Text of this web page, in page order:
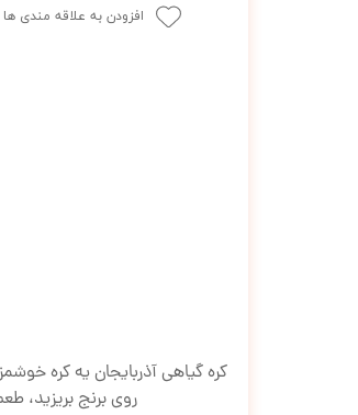
افزودن به علاقه مندی ها
روی برنج بریزید،